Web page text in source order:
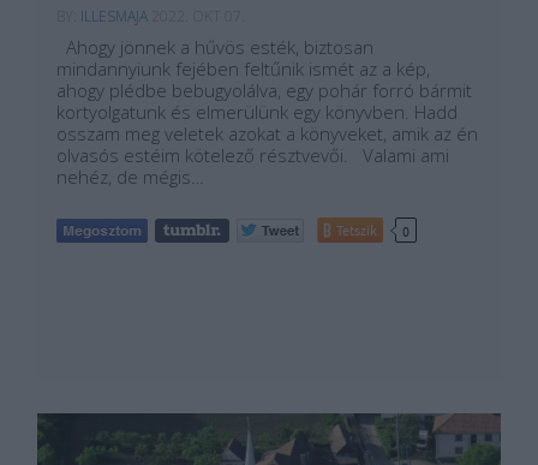
ILLESMAJA
Ahogy jönnek a hűvös esték, biztosan
mindannyiunk fejében feltűnik ismét az a kép,
ahogy plédbe bebugyolálva, egy pohár forró bármit
kortyolgatunk és elmerülünk egy könyvben. Hadd
osszam meg veletek azokat a könyveket, amik az én
olvasós estéim kötelező résztvevői. Valami ami
nehéz, de mégis…
Tetszik 0